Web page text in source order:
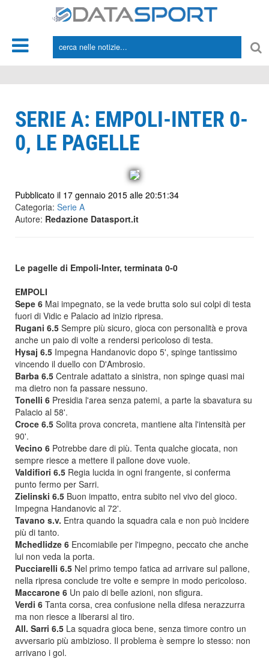
SERIE A: EMPOLI-INTER 0-
0, LE PAGELLE
Pubblicato il 17 gennaio 2015 alle 20:51:34
Categoria: Serie A
Autore: Redazione Datasport.it
Le pagelle di Empoli-Inter, terminata 0-0
EMPOLI
Sepe 6 Mai impegnato, se la vede brutta solo sui colpi di testa
fuori di Vidic e Palacio ad inizio ripresa.
Rugani 6.5 Sempre più sicuro, gioca con personalità e prova
anche un paio di volte a rendersi pericoloso di testa.
Hysaj 6.5 Impegna Handanovic dopo 5', spinge tantissimo
vincendo il duello con D'Ambrosio.
Barba 6.5 Centrale adattato a sinistra, non spinge quasi mai
ma dietro non fa passare nessuno.
Tonelli 6 Presidia l'area senza patemi, a parte la sbavatura su
Palacio al 58'.
Croce 6.5 Solita prova concreta, mantiene alta l'intensità per
90'.
Vecino 6 Potrebbe dare di più. Tenta qualche giocata, non
sempre riesce a mettere il pallone dove vuole.
Valdifiori 6.5 Regia lucida in ogni frangente, si conferma
punto fermo per Sarri.
Zielinski 6.5 Buon impatto, entra subito nel vivo del gioco.
Impegna Handanovic al 72'.
Tavano s.v. Entra quando la squadra cala e non può incidere
più di tanto.
Mchedlidze 6 Encomiabile per l'impegno, peccato che anche
lui non veda la porta.
Pucciarelli 6.5 Nel primo tempo fatica ad arrivare sul pallone,
nella ripresa conclude tre volte e sempre in modo pericoloso.
Maccarone 6 Un paio di belle azioni, non sfigura.
Verdi 6 Tanta corsa, crea confusione nella difesa nerazzurra
ma non riesce a liberarsi al tiro.
All. Sarri 6.5 La squadra gioca bene, senza timore contro un
avversario più ambizioso. Il problema è sempre lo stesso: non
arrivano i gol.